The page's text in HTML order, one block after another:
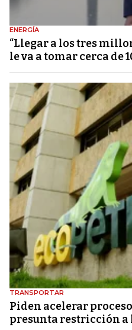
ENERGÍA
“Llegar a los tres
le va a tomar cerca de
TRANSPORTAR
Piden acelerar
presunta restricción a